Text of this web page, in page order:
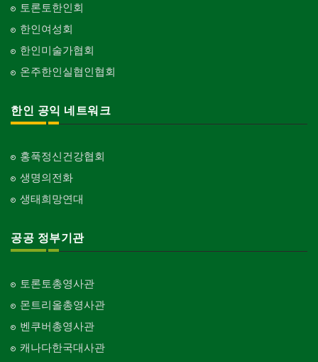
토론토한인회
한인여성회
한인미술가협회
온주한인실협인협회
한인 공익 네트워크
홍푹정신건강협회
생명의전화
생태희망연대
공공 정부기관
토론토총영사관
몬트리올총영사관
벤쿠버총영사관
캐나다한국대사관